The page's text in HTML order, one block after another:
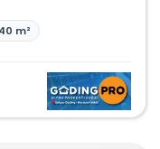
m²